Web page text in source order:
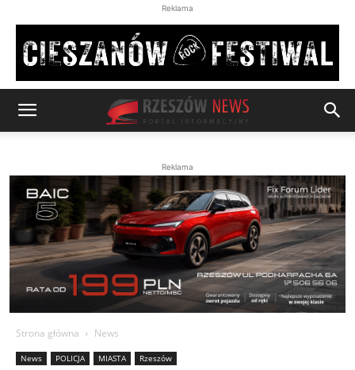
Reklama
Reklama
Strona główna News
News POLICJA MIASTA Rzeszów